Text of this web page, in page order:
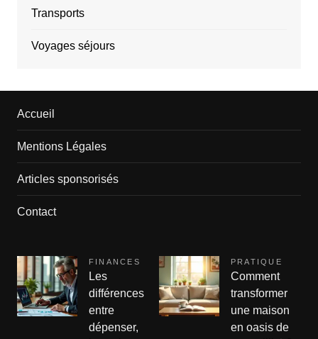
Transports
Voyages séjours
Accueil
Mentions Légales
Articles sponsorisés
Contact
FINANCES
Les
différences
entre
dépenser,
PRATIQUE
Comment
transformer
une maison
en oasis de